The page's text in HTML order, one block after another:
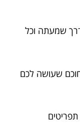
שמעתה וכל
שעושה לכם
תפריטים